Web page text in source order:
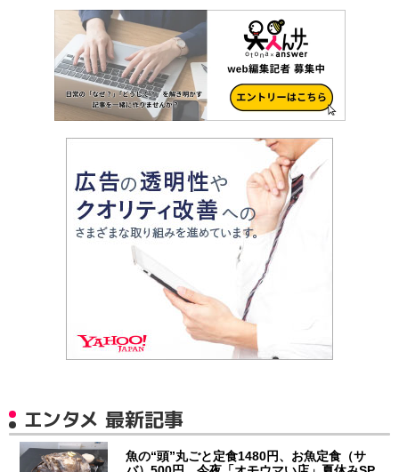
エンタメ 最新記事
魚の“頭”丸ごと定食1480円、お魚定食（サ